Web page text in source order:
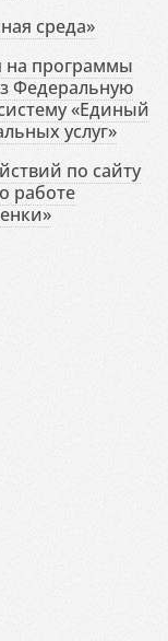
среда»
на программы
Федеральную
«Единый
услуг»
по сайту
работе